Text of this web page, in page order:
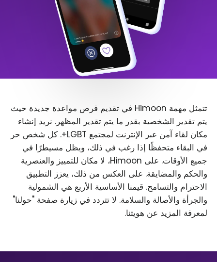
تتمثل مهمة Himoon في تقديم فرص مواعدة جديدة حيث
يتم تقدير الشخصية بقدر ما يتم تقدير المظهر. نريد إنشاء
مكان لقاء آمن عبر الإنترنت لمجتمع LGBT+. كل شخص حر
في البقاء متحفظًا إذا رغب في ذلك، ويظل مسيطرًا في
جميع الأوقات. على Himoon، لا مكان للتمييز والعنصرية
والحكم والمضايقة. على العكس من ذلك، يعزز التطبيق
الاحترام والتسامح. قيمنا الأساسية الأربع هي الشمولية
والجرأة والأصالة والسلامة. لا تتردد في زيارة صفحة "حولنا"
لمعرفة المزيد عن هويتنا.